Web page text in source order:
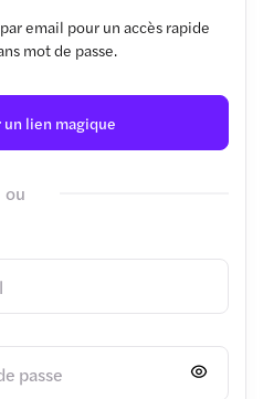
email pour un accès rapide
mot de passe.
un lien magique
ou